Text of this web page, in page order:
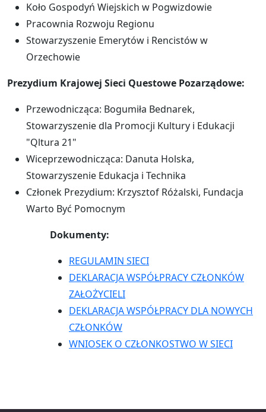
Koło Gospodyń Wiejskich w Pogwizdowie
Pracownia Rozwoju Regionu
Stowarzyszenie Emerytów i Rencistów w
Orzechowie
Prezydium Krajowej Sieci Questowe Pozarządowe:
Przewodnicząca: Bogumiła Bednarek,
Stowarzyszenie dla Promocji Kultury i Edukacji
"Qltura 21"
Wiceprzewodnicząca: Danuta Holska,
Stowarzyszenie Edukacja i Technika
Członek Prezydium: Krzysztof Różalski, Fundacja
Warto Być Pomocnym
Dokumenty:
REGULAMIN SIECI
DEKLARACJA WSPÓŁPRACY CZŁONKÓW
ZAŁOŻYCIELI
DEKLARACJA WSPÓŁPRACY DLA NOWYCH
CZŁONKÓW
WNIOSEK O CZŁONKOSTWO W SIECI